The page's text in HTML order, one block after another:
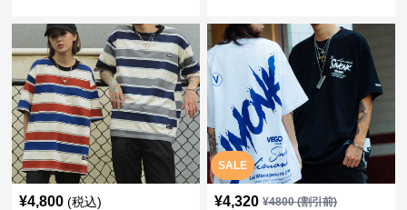
¥4,800 (税込)
SALE
¥4,320 ¥4800(割引前)